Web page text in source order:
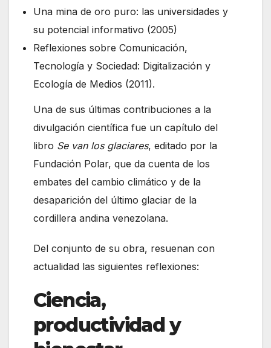
Una mina de oro puro: las universidades y
su potencial informativo (2005)
Reflexiones sobre Comunicación,
Tecnología y Sociedad: Digitalización y
Ecología de Medios (2011).
Una de sus últimas contribuciones a la
divulgación científica fue un capítulo del
libro Se van los glaciares, editado por la
Fundación Polar, que da cuenta de los
embates del cambio climático y de la
desaparición del último glaciar de la
cordillera andina venezolana.
Del conjunto de su obra, resuenan con
actualidad las siguientes reflexiones:
Ciencia,
productividad y